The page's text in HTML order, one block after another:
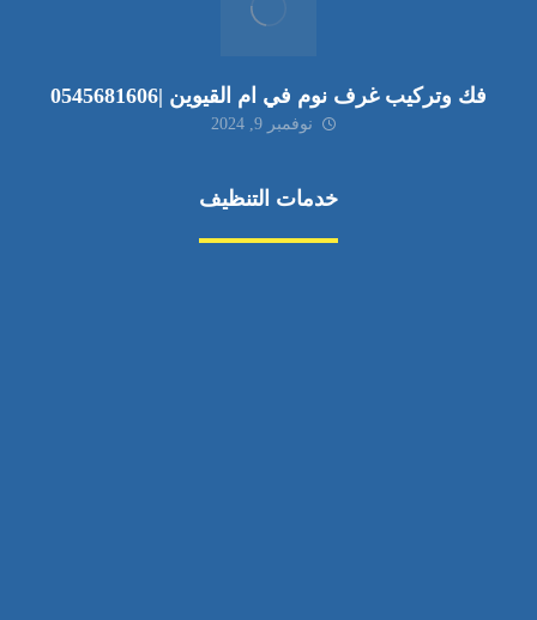
فك وتركيب غرف نوم في ام القيوين |0545681606
نوفمبر 9, 2024
خدمات التنظيف